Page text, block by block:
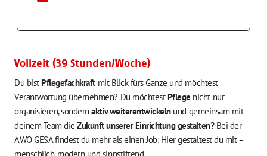
Vollzeit (39 Stunden/Woche)
Du bist Pflegefachkraft mit Blick fürs Ganze und möchtest
Verantwortung übernehmen? Du möchtest Pflege nicht nur
organisieren, sondernaktiv weiterentwickelnund gemeinsam mit
deinem Team dieZukunft unserer Einrichtung gestalten?Bei der
AWO GESA findest du mehr als einen Job: Hier gestaltest du mit –